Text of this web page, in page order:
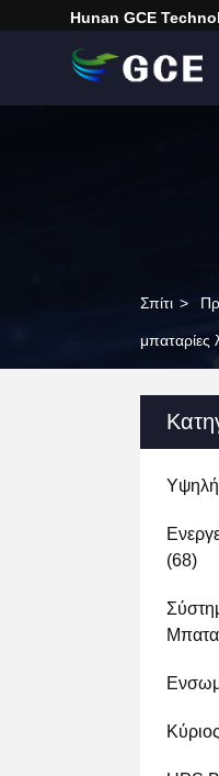
Hunan GCE
Σπίτι >
μπαταρίες
(68)